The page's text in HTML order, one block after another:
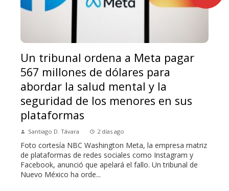
Un tribunal ordena a Meta pagar
567 millones de dólares para
abordar la salud mental y la
seguridad de los menores en sus
plataformas
Santiago D. Távara 2 días ago
Foto cortesía NBC Washington Meta, la empresa matriz
de plataformas de redes sociales como Instagram y
Facebook, anunció que apelará el fallo. Un tribunal de
Nuevo México ha orde...